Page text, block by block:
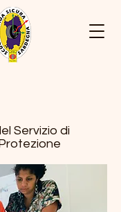
Servizio di